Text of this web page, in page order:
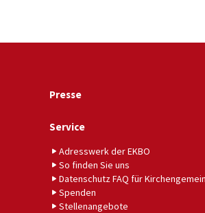
Presse
Service
Adresswerk der EKBO
So finden Sie uns
Datenschutz FAQ für
Spenden
Stellenangebote